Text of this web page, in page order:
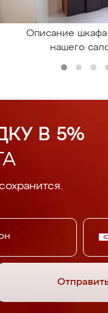
Описание
нашего
В 5%